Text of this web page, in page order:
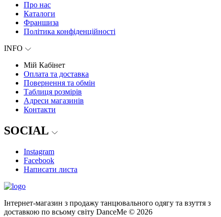
Про нас
Каталоги
Франшиза
Політика конфіденційності
INFO
Мій Кабінет
Оплата та доставка
Повернення та обмін
Таблиця розмірів
Адреси магазинів
Контакти
SOCIAL
Instagram
Facebook
Написати листа
Інтернет-магазин з продажу танцювального одягу та взуття з
доставкою по всьому світу DanceMe © 2026